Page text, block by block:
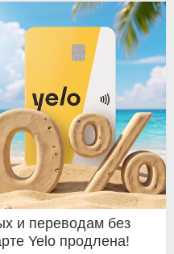
и переводам без
Yelo продлена!